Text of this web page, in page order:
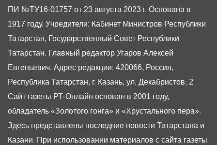
ПИ №ТУ16-01757 от 23 августа 2023 г. Основана в
1917 году. Учредители: Кабинет Министров Республики
Татарстан, Государственный Совет Республики
Татарстан. Главный редактор Угаров Алексей
Евгеньевич. Адрес редакции: 420066, Россия,
Республика Татарстан, г. Казань, ул. Декабристов, 2
Сайт газеты РТ-Онлайн основан в 2001 году,
обладатель «Золотого гонга» и «Хрустального пера».
Здесь представлены последние новости Татарстана и
Казани. При использовании материалов с сайта газеты